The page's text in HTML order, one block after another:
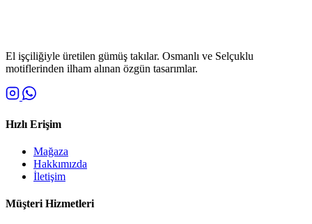
El işçiliğiyle üretilen gümüş takılar. Osmanlı ve Selçuklu
motiflerinden ilham alınan özgün tasarımlar.
Hızlı Erişim
Mağaza
Hakkımızda
İletişim
Müşteri Hizmetleri